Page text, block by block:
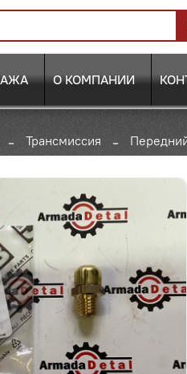
О КОМПАНИИ
Трансмиссия